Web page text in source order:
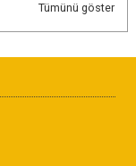
Tümünü göster